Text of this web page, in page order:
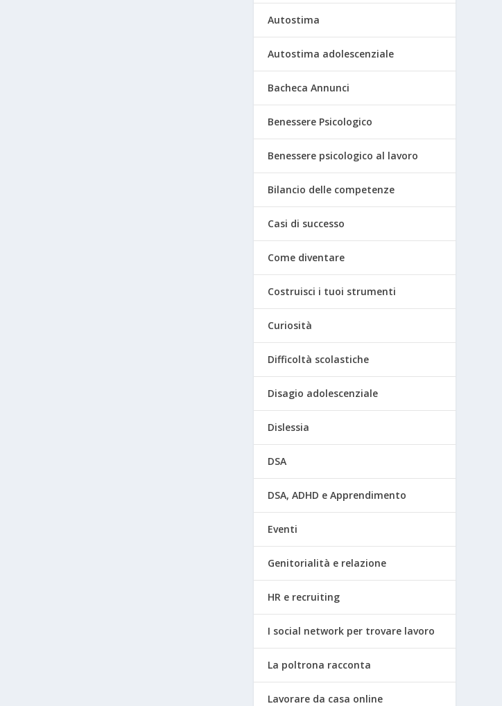
Autostima
Autostima adolescenziale
Bacheca Annunci
Benessere Psicologico
Benessere psicologico al lavoro
Bilancio delle competenze
Casi di successo
Come diventare
Costruisci i tuoi strumenti
Curiosità
Difficoltà scolastiche
Disagio adolescenziale
Dislessia
DSA
DSA, ADHD e Apprendimento
Eventi
Genitorialità e relazione
HR e recruiting
I social network per trovare lavoro
La poltrona racconta
Lavorare da casa online